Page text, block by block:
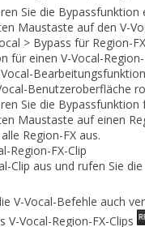
Sie die Bypassfunktion
Maustaste auf den V-
> Bypass für Region-FX
für einen V-Vocal-
Benutzeroberfläche
Sie die
Maustaste auf einen
Region-FX aus.
Region-FX-Clip
Clip aus und rufen Sie
V-Vocal-Befehle auch
V-Vocal-Region-FX-Clips